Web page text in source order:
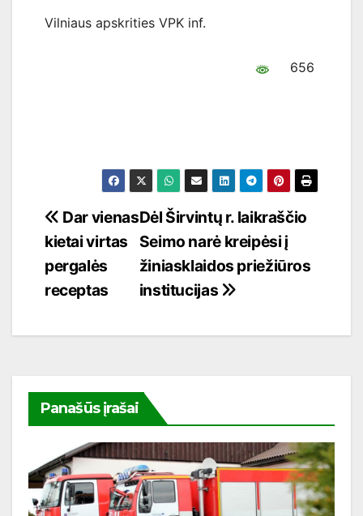
Vilniaus apskrities VPK inf.
656
Navigacija
tarp
įrašų
Dėl Širvintų r. laikraščio
Seimo narė kreipėsi į
žiniasklaidos priežiūros
institucijas
Dar vienas
kietai virtas
pergalės
receptas
Panašūs įrašai